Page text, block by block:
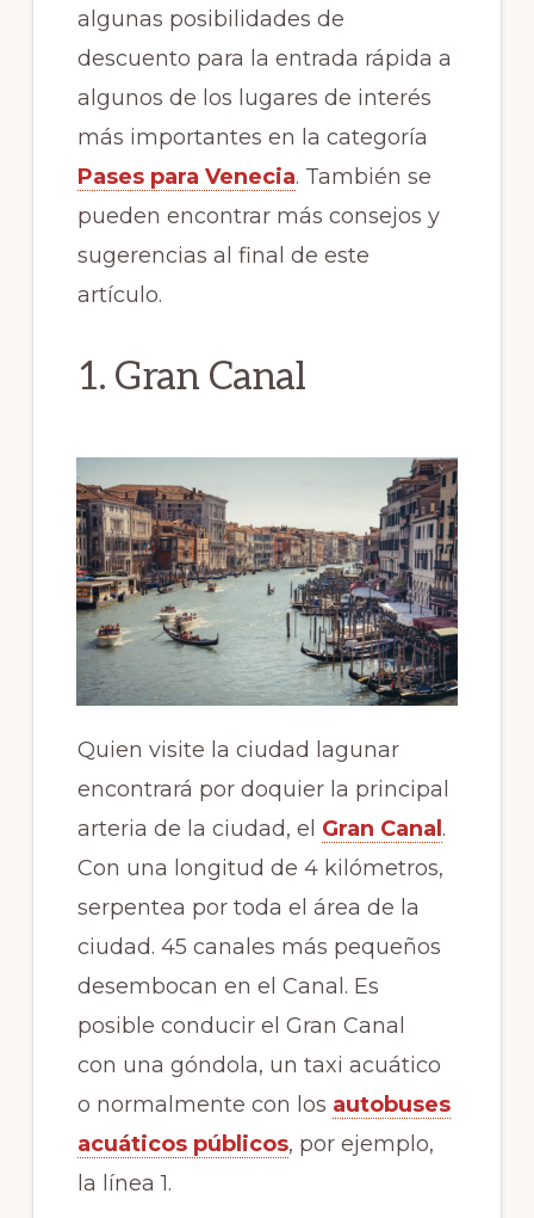
algunas posibilidades de
descuento para la entrada rápida a
algunos de los lugares de interés
más importantes en la categoría
Pases para Venecia. También se
pueden encontrar más consejos y
sugerencias al final de este
artículo.
1. Gran Canal
Quien visite la ciudad lagunar
encontrará por doquier la principal
arteria de la ciudad, el Gran Canal.
Con una longitud de 4 kilómetros,
serpentea por toda el área de la
ciudad. 45 canales más pequeños
desembocan en el Canal. Es
posible conducir el Gran Canal
con una góndola, un taxi acuático
o normalmente con los autobuses
acuáticos públicos, por ejemplo,
la línea 1.